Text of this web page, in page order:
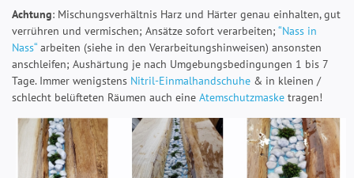
Achtung: Mischungsverhältnis Harz und Härter genau einhalten, gut
verrühren und vermischen; Ansätze sofort verarbeiten; “Nass in
Nass“ arbeiten (siehe in den Verarbeitungshinweisen) ansonsten
anschleifen; Aushärtung je nach Umgebungsbedingungen 1 bis 7
Tage. Immer wenigstens Nitril-Einmalhandschuhe & in kleinen /
schlecht belüfteten Räumen auch eine Atemschutzmaske tragen!